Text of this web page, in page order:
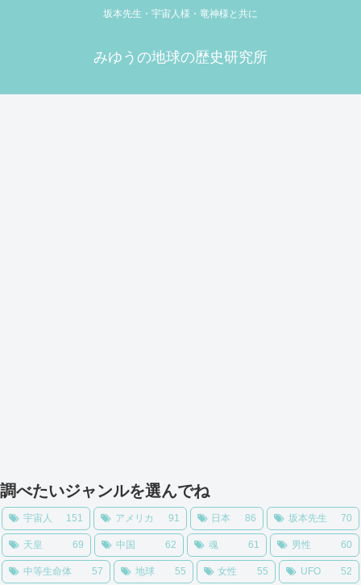
坂本先生・宇宙人様・竜神様と共に
みゆうの地球の歴史研究所
調べたいジャンルを選んでね
宇宙人 151 アメリカ 91 日本 86 坂本先生 70
天皇 69 中国 62 魂 61 男性 60
中等生命体 57 地球 55 女性 55 UFO 52